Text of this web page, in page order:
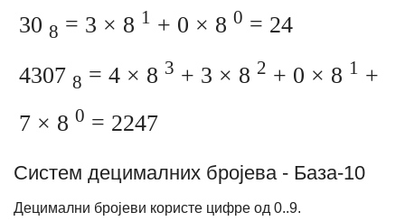
30 8 = 3 × 8 1 + 0 × 8 0 = 24
4307 8 = 4 × 8 3 + 3 × 8 2 + 0 × 8 1 +
7 × 8 0 = 2247
Систем децималних бројева - База-10
Децимални бројеви користе цифре од 0..9.